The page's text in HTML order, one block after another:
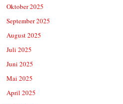
Oktober 2025
September 2025
August 2025
Juli 2025
Juni 2025
Mai 2025
April 2025